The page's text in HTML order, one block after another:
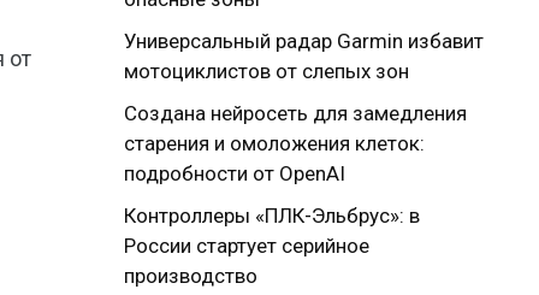
от
Универсальный радар Garmin избавит
мотоциклистов от слепых зон
Создана нейросеть для замедления
старения и омоложения клеток:
подробности от OpenAI
Контроллеры «ПЛК-Эльбрус»: в
России стартует серийное
производство